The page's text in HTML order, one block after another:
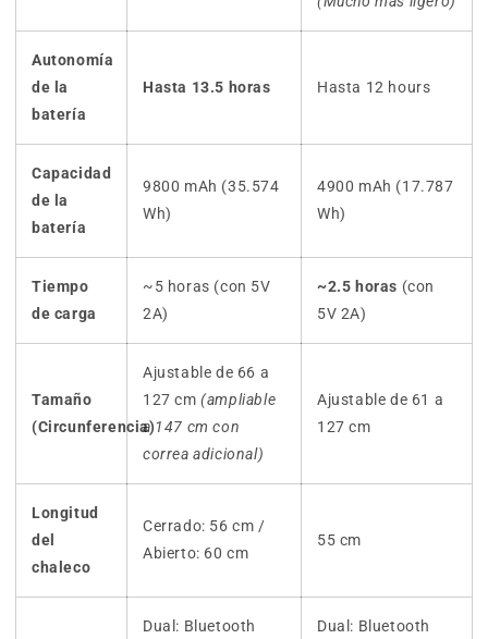
Autonomía
de la
batería
Hasta 13.5 horas Hasta 12 hours
Capacidad
de la
batería
9800 mAh (35.574
Wh)
4900 mAh (17.787
Wh)
Tiempo
de carga
~5 horas (con 5V
2A)
~2.5 horas (con
5V 2A)
Tamaño
(Circunferencia)
Ajustable de 66 a
127 cm(ampliable
a 147 cm con
correa adicional)
Ajustable de 61 a
127 cm
Longitud
del
chaleco
Cerrado: 56 cm /
Abierto: 60 cm
55 cm
Dual: Bluetooth Dual: Bluetooth